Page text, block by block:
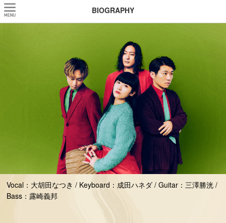
BIOGRAPHY
Vocal：大胡田なつき / Keyboard：成田ハネダ / Guitar：三澤勝洸 /
Bass：露崎義邦